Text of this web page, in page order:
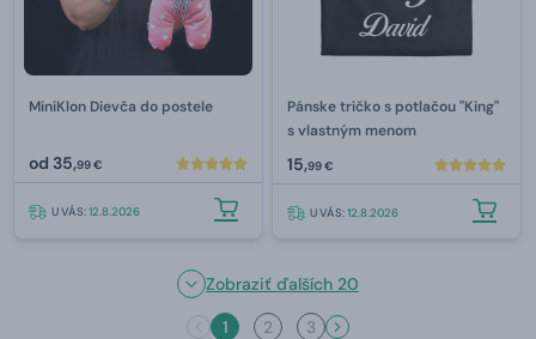
MiniKlon Dievča do postele
od 35,99 €
U VÁS:12.8.2026
Pánske tričko s potlačou "King"
s vlastným menom
15,99 €
U VÁS:12.8.2026
Zobraziť ďalších 20
1
2 3